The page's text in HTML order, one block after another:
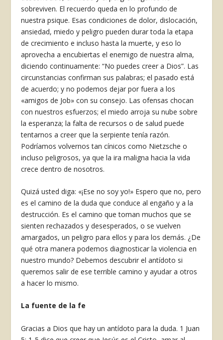
sobreviven. El recuerdo queda en lo profundo de
nuestra psique. Esas condiciones de dolor, dislocación,
ansiedad, miedo y peligro pueden durar toda la etapa
de crecimiento e incluso hasta la muerte, y eso lo
aprovecha a encubiertas el enemigo de nuestra alma,
diciendo continuamente: “No puedes creer a Dios”. Las
circunstancias confirman sus palabras; el pasado está
de acuerdo; y no podemos dejar por fuera a los
«amigos de Job» con su consejo. Las ofensas chocan
con nuestros esfuerzos; el miedo arroja su nube sobre
la esperanza; la falta de recursos o de salud puede
tentarnos a creer que la serpiente tenía razón.
Podríamos volvernos tan cínicos como Nietzsche o
incluso peligrosos, ya que la ira maligna hacia la vida
crece dentro de nosotros.
Quizá usted diga: «¡Ese no soy yo!» Espero que no, pero
es el camino de la duda que conduce al engaño y a la
destrucción. Es el camino que toman muchos que se
sienten rechazados y desesperados, o se vuelven
amargados, un peligro para ellos y para los demás. ¿De
qué otra manera podemos diagnosticar la violencia en
nuestro mundo? Debemos descubrir el antídoto si
queremos salir de ese terrible camino y ayudar a otros
a hacer lo mismo.
La fuente de la fe
Gracias a Dios que hay un antídoto para la duda. 1 Juan